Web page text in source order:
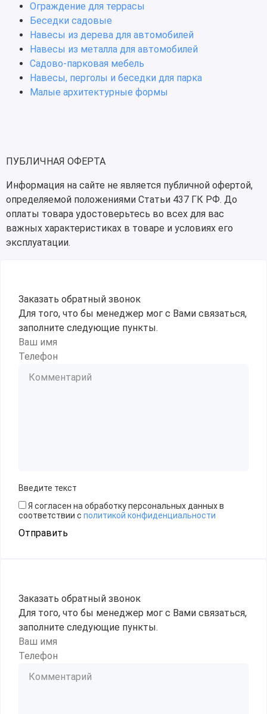
Ограждение для террасы
Беседки садовые
Навесы из дерева для автомобилей
Навесы из металла для автомобилей
Садово-парковая мебель
Навесы, перголы и беседки для парка
Малые архитектурные формы
ПУБЛИЧНАЯ ОФЕРТА
Информация на сайте не является публичной офертой,
определяемой положениями Статьи 437 ГК РФ. До
оплаты товара удостоверьтесь во всех для вас
важных характеристиках в товаре и условиях его
эксплуатации.
Заказать обратный звонок
Для того, что бы менеджер мог с Вами связаться,
заполните следующие пункты.
Введите текст
Я согласен на обработку персональных данных в
соответствии с политикой конфиденциальности
Отправить
Заказать обратный звонок
Для того, что бы менеджер мог с Вами связаться,
заполните следующие пункты.